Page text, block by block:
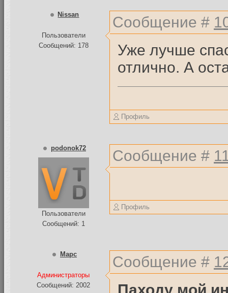
Nissan
Пользователи
Сообщений: 178
Сообщение #
Уже лучше
отлично. А
Профиль
podonok72
Пользователи
Сообщений: 1
Сообщение #
Профиль
Mapc
Администраторы
Сообщений: 2002
Сообщение #